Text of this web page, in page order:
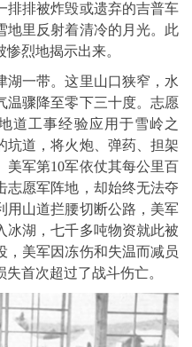
排排被炸毁或遗弃的吉普车
地里反射着清冷的月光。此
烈地揭示出来。
湖一带。这里山口狭窄，水
温骤降至零下三十度。志愿
道工事经验应用于雪岭之
坑道，将火炮、弹药、担架
美军第10军依仗其每公里百
志愿军阵地，却始终无法夺
用山道拦腰切断公路，美军
冰湖，七千多吨物资就此被
，美军因冻伤和失温而减员
首次超过了战斗伤亡。